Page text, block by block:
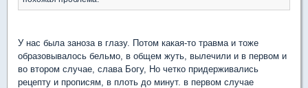
У нас была заноза в глазу. Потом какая-то травма и тоже
образовывалось бельмо, в общем жуть, вылечили и в первом и
во втором случае, слава Богу, Но четко придерживались
рецепту и прописям, в плоть до минут. в первом случае